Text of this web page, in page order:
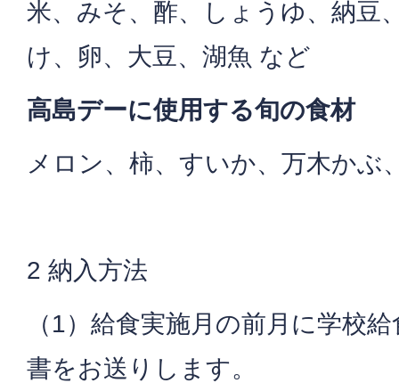
米、みそ、酢、しょうゆ、納豆
け、卵、大豆、湖魚 など
高島デーに使用する旬の食材
メロン、柿、すいか、万木かぶ
2 納入方法
（1）給食実施月の前月に学校
書をお送りします。